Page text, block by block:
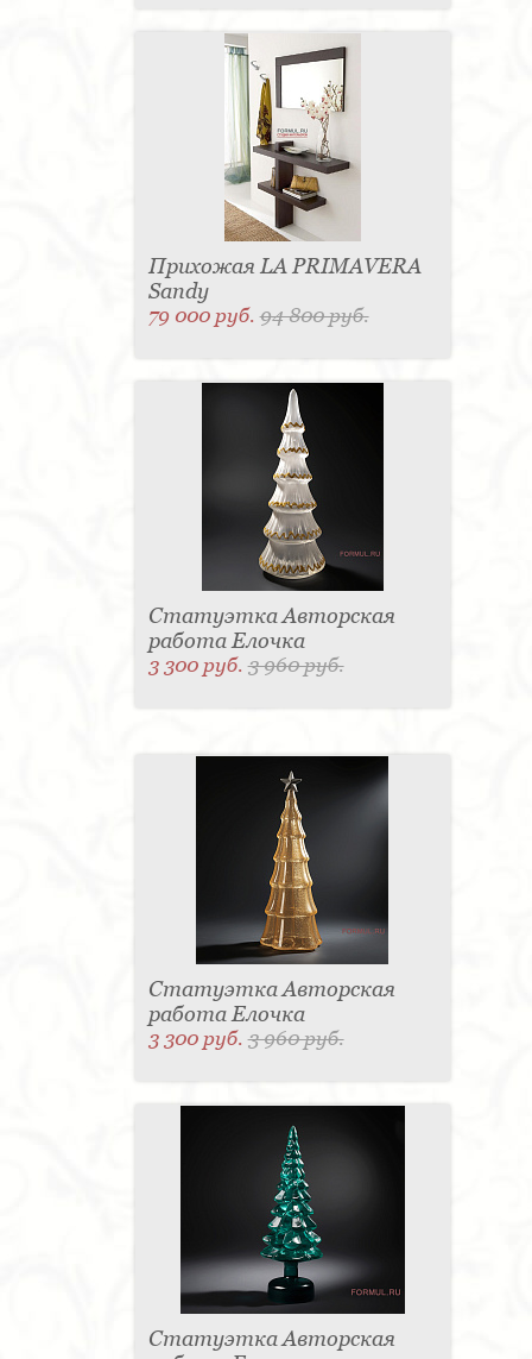
Прихожая LA PRIMAVERA
Sandy
79 000 руб.94 800 руб.
Статуэтка Авторская
работа Елочка
3 300 руб.3 960 руб.
Статуэтка Авторская
работа Елочка
3 300 руб.3 960 руб.
Статуэтка Авторская